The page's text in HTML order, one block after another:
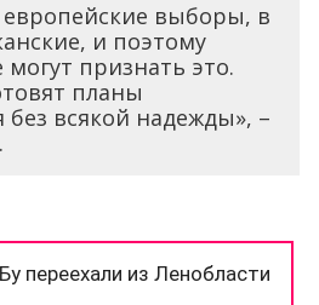
выборы, в
и поэтому
признать это.
планы
всякой надежды», –